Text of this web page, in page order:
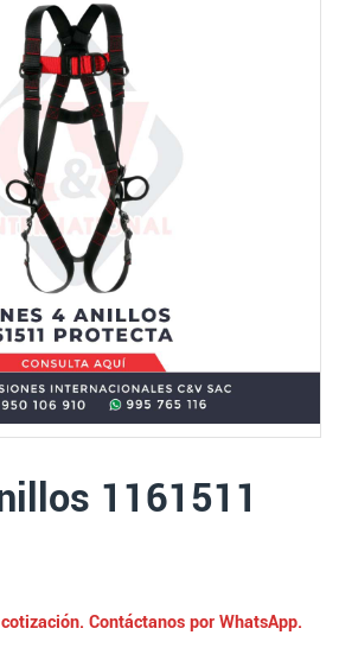
1161511
Contáctanos por WhatsApp.